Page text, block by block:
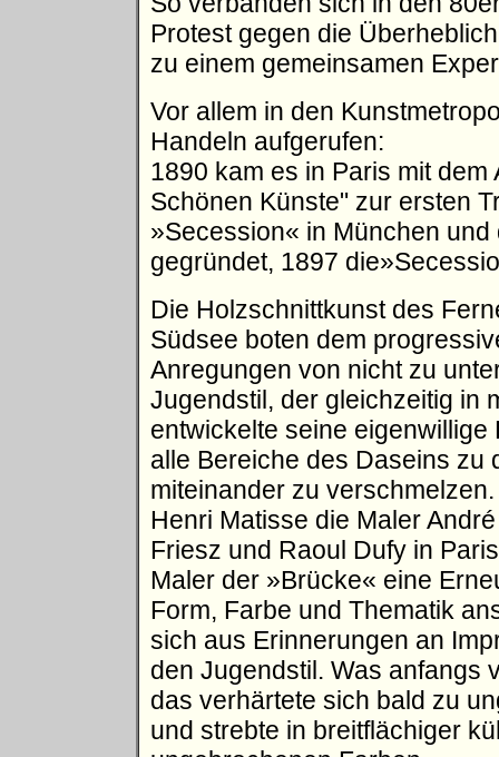
Protest gegen die
zu einem gemeinsamen
Vor allem in den
Handeln aufgerufen:
1890 kam es in Paris mit
Schönen Künste" zur ersten
»Secession« in München
gegründet, 1897
Die Holzschnittkunst des
Südsee boten dem
Anregungen von nicht zu
Jugendstil, der gleichzeitig in
entwickelte seine
alle Bereiche des Daseins zu
miteinander zu
Henri Matisse die Maler
Friesz und Raoul Dufy in
Maler der »Brücke« eine
Form, Farbe und Thematik
sich aus Erinnerungen an
den Jugendstil. Was anfangs
das verhärtete sich bald zu
und strebte in breitflächiger